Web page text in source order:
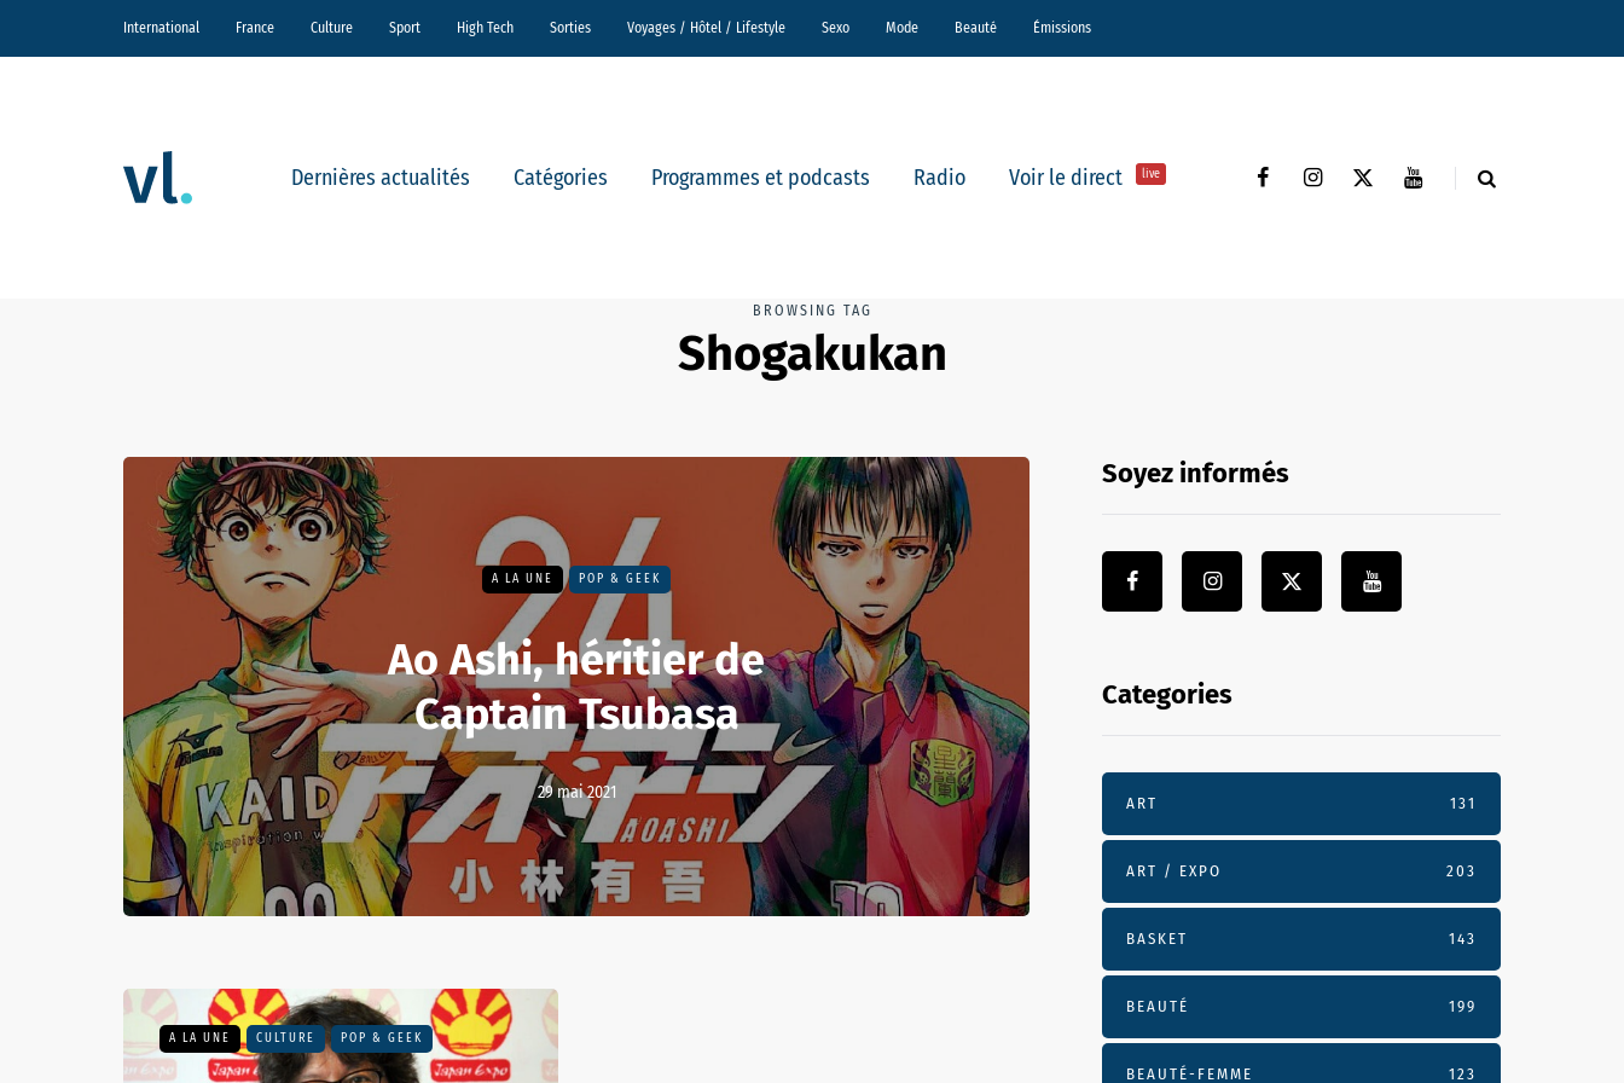
International France Culture Sport High Tech Sorties Voyages / Hôtel / Lifestyle Sexo Mode Beauté Émissions
Dernières actualités Catégories Programmes et podcasts Radio Voir le direct live
BROWSING TAG
Shogakukan
A LA UNE POP & GEEK
Ao Ashi, héritier de
Captain Tsubasa
29 mai 2021
A LA UNE CULTURE POP & GEEK
Soyez informés
Categories
ART 131
ART / EXPO 203
BASKET 143
BEAUTÉ 199
BEAUTÉ-FEMME 123